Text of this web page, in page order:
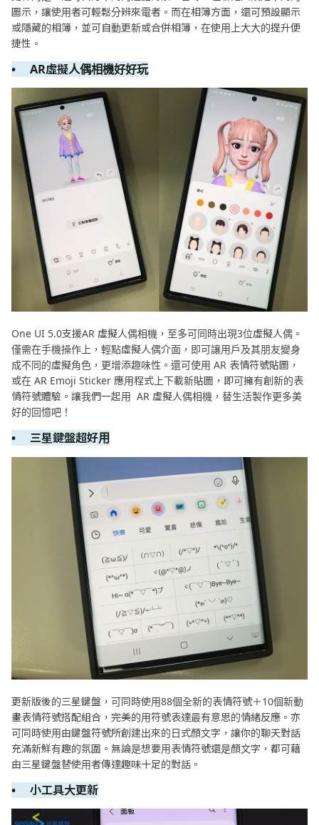
圖示，讓使用者可輕鬆分辨來電者。而在相簿方面，還可預設顯示
或隱藏的相簿，並可自動更新或合併相簿，在使用上大大的提升便
捷性。
• AR虛擬人偶相機好好玩
One UI 5.0支援AR 虛擬人偶相機，至多可同時出現3位虛擬人偶。
僅需在手機操作上，輕點虛擬人偶介面，即可讓用戶及其朋友變身
成不同的虛擬角色，更增添趣味性。還可使用 AR 表情符號貼圖，
或在 AR Emoji Sticker 應用程式上下載新貼圖，即可擁有創新的表
情符號體驗。讓我們一起用 AR 虛擬人偶相機，替生活製作更多美
好的回憶吧！
• 三星鍵盤超好用
更新版後的三星鍵盤，可同時使用88個全新的表情符號＋10個新動
畫表情符號搭配組合，完美的用符號表達最有意思的情緒反應。亦
可同時使用由鍵盤符號所創建出來的日式顏文字，讓你的聊天對話
充滿新鮮有趣的氛圍。無論是想要用表情符號還是顏文字，都可藉
由三星鍵盤替使用者傳達趣味十足的對話。
• 小工具大更新